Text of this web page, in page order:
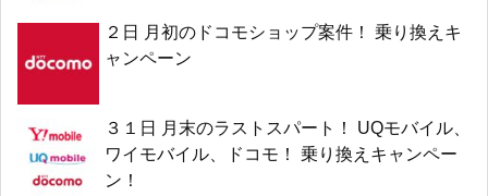
２日 月初のドコモショップ案件！ 乗り換えキ
ャンペーン
３１日 月末のラストスパート！ UQモバイル、
ワイモバイル、ドコモ！ 乗り換えキャンペー
ン！